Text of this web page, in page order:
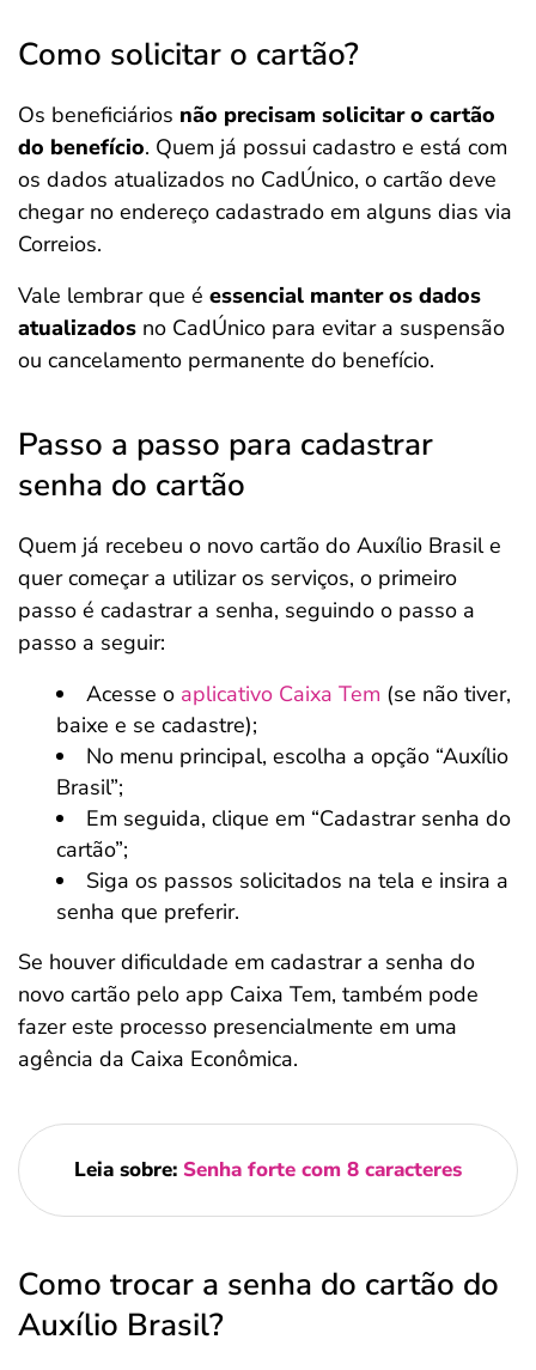
Como solicitar o cartão?
Os beneficiários não precisam solicitar o cartão
do benefício. Quem já possui cadastro e está com
os dados atualizados no CadÚnico, o cartão deve
chegar no endereço cadastrado em alguns dias via
Correios.
Vale lembrar que é essencial manter os dados
atualizados no CadÚnico para evitar a suspensão
ou cancelamento permanente do benefício.
Passo a passo para cadastrar
senha do cartão
Quem já recebeu o novo cartão do Auxílio Brasil e
quer começar a utilizar os serviços, o primeiro
passo é cadastrar a senha, seguindo o passo a
passo a seguir:
Acesse o aplicativo Caixa Tem (se não tiver,
baixe e se cadastre);
No menu principal, escolha a opção “Auxílio
Brasil”;
Em seguida, clique em “Cadastrar senha do
cartão”;
Siga os passos solicitados na tela e insira a
senha que preferir.
Se houver dificuldade em cadastrar a senha do
novo cartão pelo app Caixa Tem, também pode
fazer este processo presencialmente em uma
agência da Caixa Econômica.
Leia sobre: Senha forte com 8 caracteres
Como trocar a senha do cartão do
Auxílio Brasil?